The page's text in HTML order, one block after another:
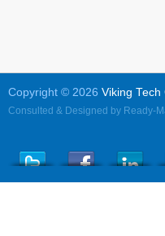
Copyright © 2026 Viking Tech
Consulted & Designed by Ready-